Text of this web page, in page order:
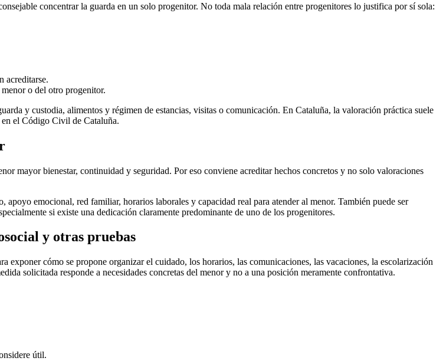
concentrar la guarda en un solo progenitor. No toda mala relación entre progenitores lo justifica por sí sola:
acreditarse.
o del otro progenitor.
y custodia, alimentos y régimen de estancias, visitas o comunicación. En Cataluña, la valoración práctica suele
el Código Civil de Cataluña.
mayor bienestar, continuidad y seguridad. Por eso conviene acreditar hechos concretos y no solo valoraciones
emocional, red familiar, horarios laborales y capacidad real para atender al menor. También puede ser
si existe una dedicación claramente predominante de uno de los progenitores.
y otras pruebas
exponer cómo se propone organizar el cuidado, los horarios, las comunicaciones, las vacaciones, la escolarización
solicitada responde a necesidades concretas del menor y no a una posición meramente confrontativa.
útil.